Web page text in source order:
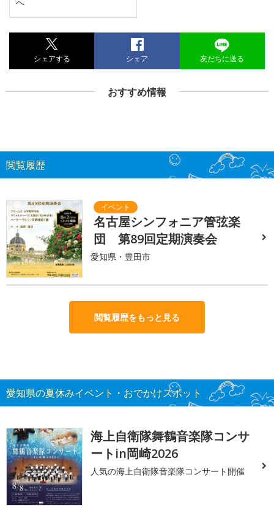
シェアする シェア 友だちに送る
おすすめ情報
閲覧履歴
名古屋シンフォニア管弦楽
団 第89回定期演奏会
愛知県・豊田市
閲覧履歴をもっと見る
愛知県の夏休みイベント・おでかけスポット
海上自衛隊舞鶴音楽隊コンサ
ートin岡崎2026
人気の海上自衛隊音楽隊コンサート開催